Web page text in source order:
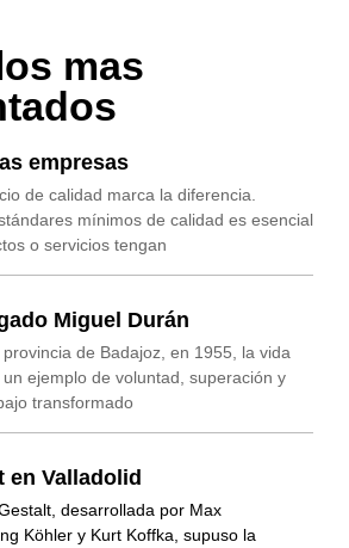
mas
empresas
de calidad marca la diferencia.
mínimos de calidad es esencial
o servicios tengan
Miguel Durán
de Badajoz, en 1955, la vida
ejemplo de voluntad, superación y
transformado
en Valladolid
desarrollada por Max
Köhler y Kurt Koffka, supuso la